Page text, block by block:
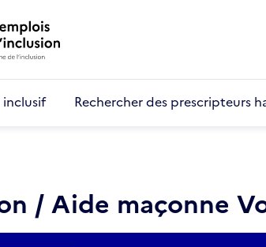
inclusif Rechercher des prescripteurs
/ Aide maçonne